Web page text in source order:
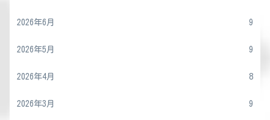
2026年6月 9
2026年5月 9
2026年4月 8
2026年3月 9